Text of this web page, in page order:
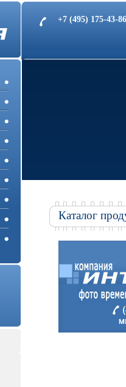
+7 (495) 175-43-
Каталог